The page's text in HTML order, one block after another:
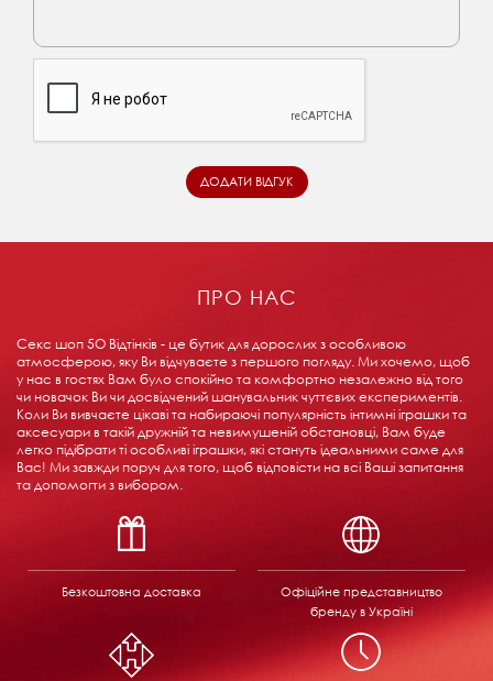
ПРО НАС
Секс шоп 5О Відтінків - це бутик для дорослих з особливою
атмосферою, яку Ви відчуваєте з першого погляду. Ми хочемо, щоб
у нас в гостях Вам було спокійно та комфортно незалежно від того
чи новачок Ви чи досвідчений шанувальник чуттєвих експериментів.
Коли Ви вивчаєте цікаві та набираючі популярність інтимні іграшки та
аксесуари в такій дружній та невимушеній обстановці, Вам буде
легко підібрати ті особливі іграшки, які стануть ідеальними саме для
Вас! Ми завжди поруч для того, щоб відповісти на всі Ваші запитання
та допомогти з вибором.
Безкоштовна доставка
Офіційне представництво
бренду в Україні